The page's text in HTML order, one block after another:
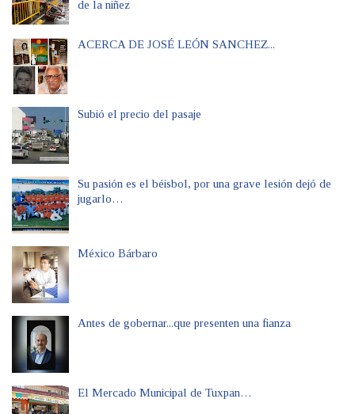
de la niñez
ACERCA DE JOSÉ LEÓN SANCHEZ...
Subió el precio del pasaje
Su pasión es el béisbol, por una grave lesión dejó de
jugarlo…
México Bárbaro
Antes de gobernar...que presenten una fianza
El Mercado Municipal de Tuxpan…